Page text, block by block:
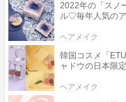
2022年の「スノ
ル♡毎年人気の
ヘアメイク
韓国コスメ「
ャドウの日本限
ヘアメイク